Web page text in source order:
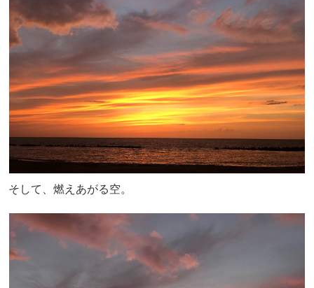
そして、燃えあがる空。